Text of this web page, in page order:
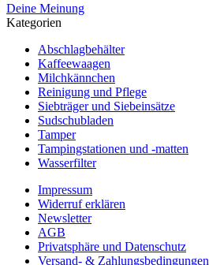
Deine Meinung
Kategorien
Abschlagbehälter
Kaffeewaagen
Milchkännchen
Reinigung und Pflege
Siebträger und Siebeinsätze
Sudschubladen
Tamper
Tampingstationen und -matten
Wasserfilter
Impressum
Widerruf erklären
Newsletter
AGB
Privatsphäre und Datenschutz
Versand- & Zahlungsbedingungen